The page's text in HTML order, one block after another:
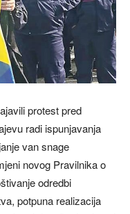
protest pred
radi ispunjavanja
van snage
novog Pravilnika o
odredbi
potpuna realizacija